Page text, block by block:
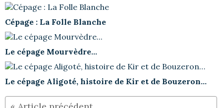
Cépage : La Folle Blanche
Le cépage Mourvèdre...
Le cépage Aligoté, histoire de Kir et de Bouzeron…